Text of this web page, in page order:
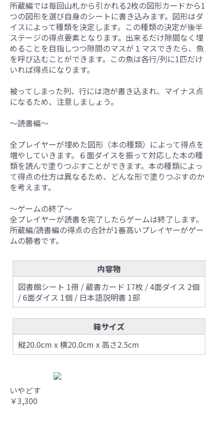
所蔵編では毎回山札から引かれる2枚の図形カードから1
つの図形を選び自身のシートに書き込みます。図形はダ
イスによって種類を決定します。この種類の決定が後半
ステージの得点要素となります。出来るだけ隙間なく埋
めることを目指しつつ隙間のマスが１マスできたら、魚
を呼び込むことができます。この魚は各行/列に1匹だけ
いれば得点になります。
被ってしまった列、行には泡が書き込まれ、マイナス点
になるため、注意しましょう。
～読書編～
全プレイヤーが埋めた図形（本の種類）によって得点を
増やしていきます。６面ダイスを振って対応した本の種
類を読んで塗りつぶすことができます。本の種類によっ
て得点の仕方は異なるため、どんな形で塗りつぶすのか
を考えます。
～ゲームの終了～
全プレイヤーが読書を完了したらゲームは終了します。
所蔵編/読書編の得点の合計が1番高いプレイヤーがゲー
ムの勝者です。
内容物
図書館シート 1冊 / 蔵書カード 17枚 / 4面ダイス 2個
/ 6面ダイス 1個 / 日本語説明書 1部
箱サイズ
縦20.0cm x 横20.0cm x 高さ2.5cm
いやどす
￥3,300